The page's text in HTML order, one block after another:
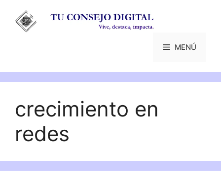
contenido
MENÚ
crecimiento en
redes